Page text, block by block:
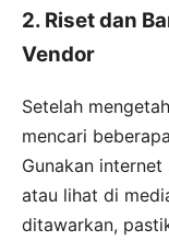
2. Riset dan
Vendor
Setelah
mencari
Gunakan
atau lihat di
ditawarkan,